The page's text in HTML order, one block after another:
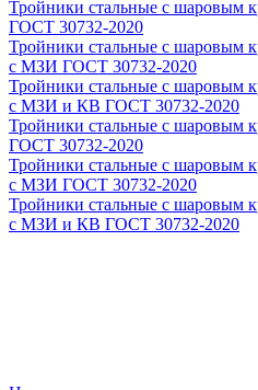
Тройники стальные с
ГОСТ 30732-2020
Тройники стальные с
с МЗИ ГОСТ 30732-2020
Тройники стальные с
с МЗИ и КВ ГОСТ 30732-2020
Тройники стальные с
ГОСТ 30732-2020
Тройники стальные с
с МЗИ ГОСТ 30732-2020
Тройники стальные с
с МЗИ и КВ ГОСТ 30732-2020